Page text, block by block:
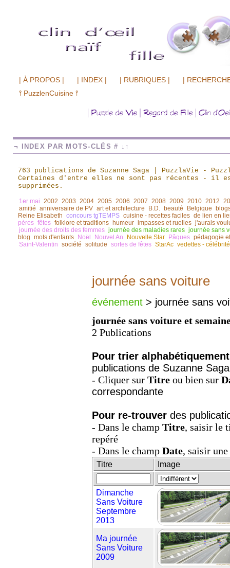
| À PROPOS | | INDEX | | RUBRIQUES |
|
⫯ PuzzlenCuisine ⫯
¬ INDEX PAR MOTS-CLÉS # ↓↑
763 publications de Suzanne Saga | PuzzlaVie -
Certaines d'entre elles ne sont pas récentes
-
il
supprimées.
1er mai 2002 2003 2004 2005 2006 2007 2008 2009 2010 2012
amitié anniversaire de PV art et architecture B.D. beauté Belgique
Reine Elisabeth concours tgTEMPS cuisine - recettes faciles de lien en
pères fêtes folklore et traditions humeur impasses et ruelles j'aurais
journée des droits des femmes journée des maladies rares journée sans
blog mots d'enfants Noël Nouvel An Nouvelle Star Pâques pédagogie
Saint-Valentin société solitude sortes de fêtes StarAc vedettes -
journée sans voiture
événement > journée sans
journée sans voiture et
2 Publications
Pour trier alphabétiquement
publications de Suzanne
- Cliquer sur Titre ou bien sur
correspondante
Pour re-trouver des
- Dans le champ Titre, saisir le
repéré
- Dans le champ Date, saisir
Titre Image
Dimanche
Sans Voiture
Septembre
2013
Ma journée
Sans Voiture
2009